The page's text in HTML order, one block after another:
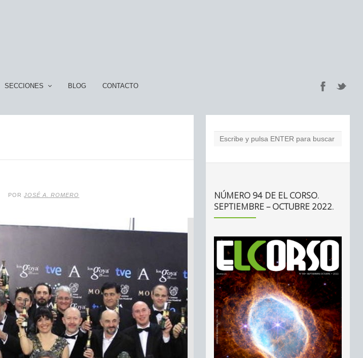
SECCIONES BLOG CONTACTO
PORJOSÉ A. ROMERO
NÚMERO 94 DE EL CORSO.
SEPTIEMBRE – OCTUBRE 2022.